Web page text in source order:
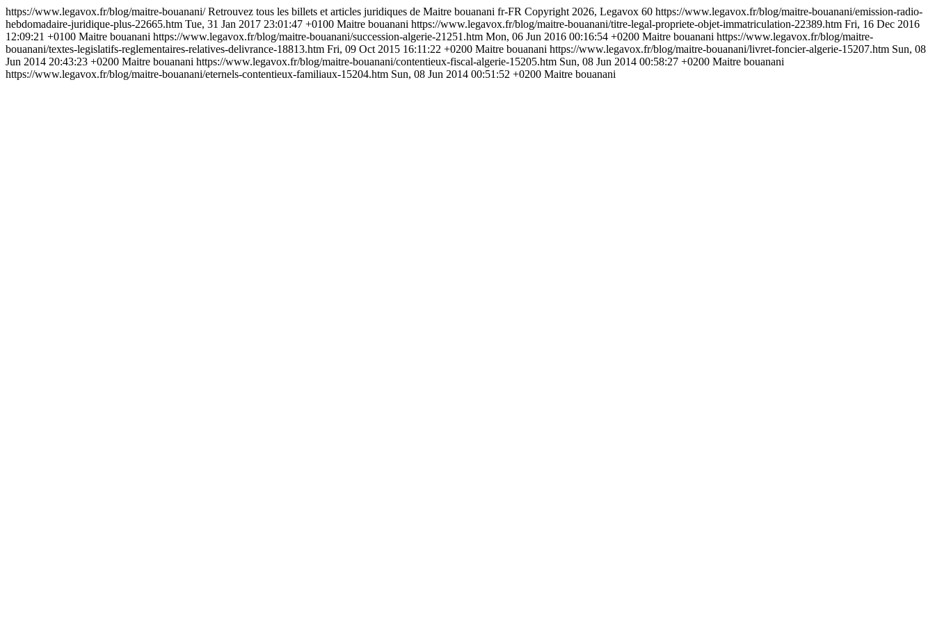
https://www.legavox.fr/blog/maitre-bouanani/Retrouvez tous les billets et articles juridiques de Maitre bouanani fr-FR Copyright 2026, Legavox 60 https://www.legavox.fr/blog/maitre-bouanani/emission-radio-
hebdomadaire-juridique-plus-22665.htm Tue, 31 Jan 2017 23:01:47 +0100 Maitre bouanani https://www.legavox.fr/blog/maitre-bouanani/titre-legal-propriete-objet-immatriculation-22389.htm Fri, 16 Dec 2016
12:09:21 +0100 Maitre bouanani https://www.legavox.fr/blog/maitre-bouanani/succession-algerie-21251.htm Mon, 06 Jun 2016 00:16:54 +0200 Maitre bouanani https://www.legavox.fr/blog/maitre-
bouanani/textes-legislatifs-reglementaires-relatives-delivrance-18813.htm Fri, 09 Oct 2015 16:11:22 +0200 Maitre bouanani https://www.legavox.fr/blog/maitre-bouanani/livret-foncier-algerie-15207.htm Sun, 08
Jun 2014 20:43:23 +0200 Maitre bouanani https://www.legavox.fr/blog/maitre-bouanani/contentieux-fiscal-algerie-15205.htm Sun, 08 Jun 2014 00:58:27 +0200 Maitre bouanani
https://www.legavox.fr/blog/maitre-bouanani/eternels-contentieux-familiaux-15204.htm Sun, 08 Jun 2014 00:51:52 +0200 Maitre bouanani